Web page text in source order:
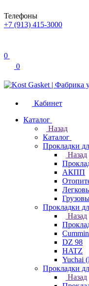
Телефоны
+7 (913) 415-3000
0
0
Кабинет
Каталог
Назад
Каталог
Прокладки
Назад
АКПП
Прокладки
Назад
DZ 98
HATZ
Yuchai
Прокладки
Назад